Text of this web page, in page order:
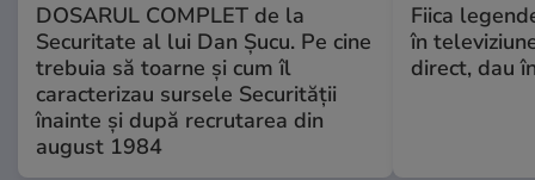
DOSARUL COMPLET de la
Securitate al lui Dan Șucu. Pe cine
trebuia să toarne și cum îl
caracterizau sursele Securității
înainte și după recrutarea din
august 1984
Fiica
în
direct, dau